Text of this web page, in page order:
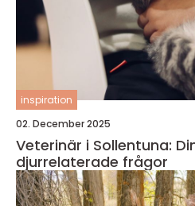
inspiration
02. December 2025
Veterinär i Sollentuna:
djurrelaterade frågor